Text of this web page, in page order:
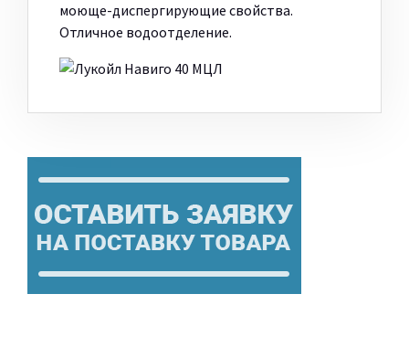
моюще-диспергирующие свойства.
Отличное водоотделение.